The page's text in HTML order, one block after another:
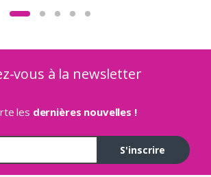
vous à la newsletter
les dernières nouvelles !
S'inscrire